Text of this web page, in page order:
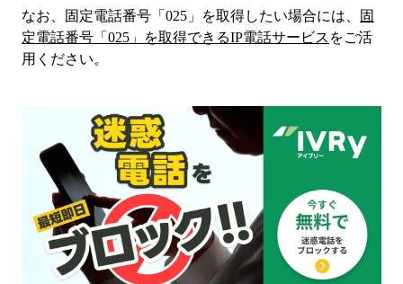
なお、固定電話番号「 025 」を取得したい場合には、
固
定電話番号「 025 」を取得できるIP電話サービス をご活
用ください。